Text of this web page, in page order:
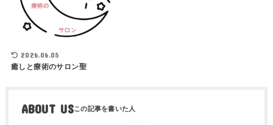
2026.06.05
癒しと療術のサロン聖
ABOUT US